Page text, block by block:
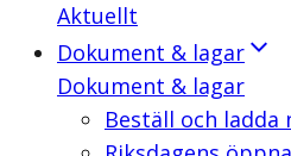
Aktuellt
Dokument & lagar
Dokument & lagar
Beställ och ladda